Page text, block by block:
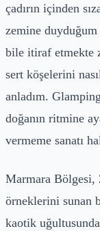
çadırın içinden
zemine
bile itiraf etmekte
sert köşelerini
anladım.
doğanın ritmine
vermeme sanatı
Marmara Bölgesi,
örneklerini sunan
kaotik